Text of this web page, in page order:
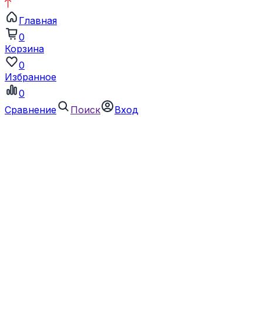
Главная
0
Корзина
0
Избранное
0
Сравнение
Поиск Вход